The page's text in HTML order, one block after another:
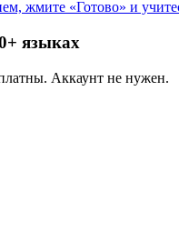
жмите «Готово» и
языках
Аккаунт не нужен.